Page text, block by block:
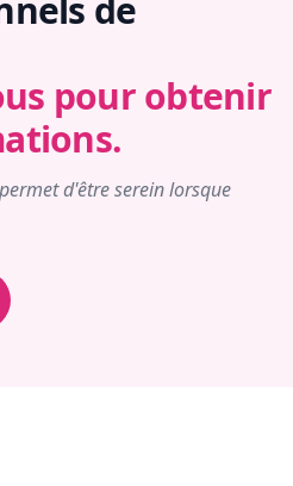
de
pour obtenir
d'être serein lorsque